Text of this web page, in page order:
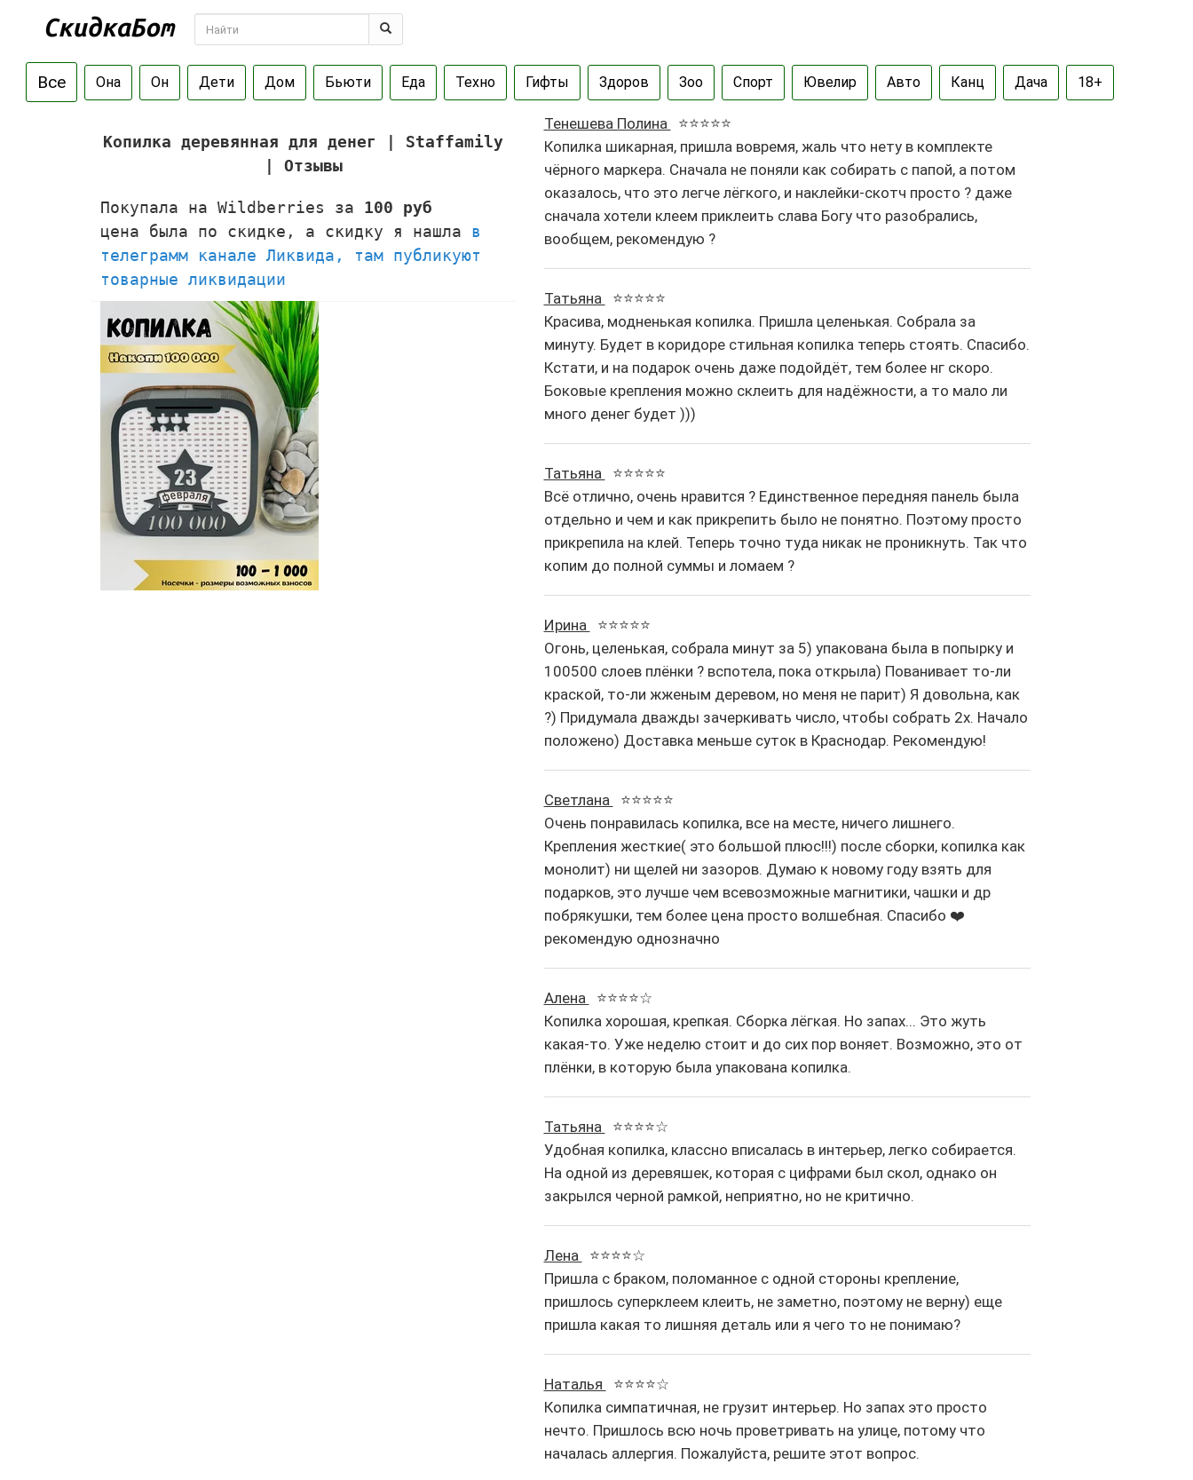
Все Она Он Дети Дом Бьюти Еда Техно Гифты Здоров Зоо Спорт Ювелир Авто Канц Дача 18+
Копилка деревянная для денег | Staffamily
| Отзывы
Покупала на Wildberries за 100 руб
цена была по скидке, а скидку я нашла в
телеграмм канале Ликвида, там публикуют
товарные ликвидации
Тенешева Полина
⭐⭐⭐⭐⭐
Копилка шикарная, пришла вовремя, жаль что нету в комплекте
чёрного маркера. Сначала не поняли как собирать с папой, а потом
оказалось, что это легче лёгкого, и наклейки-скотч просто ? даже
сначала хотели клеем приклеить слава Богу что разобрались,
вообщем, рекомендую ?
Татьяна
⭐⭐⭐⭐⭐
Красива, модненькая копилка. Пришла целенькая. Собрала за
минуту. Будет в коридоре стильная копилка теперь стоять. Спасибо.
Кстати, и на подарок очень даже подойдёт, тем более нг скоро.
Боковые крепления можно склеить для надёжности, а то мало ли
много денег будет )))
Татьяна
⭐⭐⭐⭐⭐
Всё отлично, очень нравится ? Единственное передняя панель была
отдельно и чем и как прикрепить было не понятно. Поэтому просто
прикрепила на клей. Теперь точно туда никак не проникнуть. Так что
копим до полной суммы и ломаем ?
Ирина
⭐⭐⭐⭐⭐
Огонь, целенькая, собрала минут за 5) упакована была в попырку и
100500 слоев плёнки ? вспотела, пока открыла) Пованивает то-ли
краской, то-ли жженым деревом, но меня не парит) Я довольна, как
?) Придумала дважды зачеркивать число, чтобы собрать 2х. Начало
положено) Доставка меньше суток в Краснодар. Рекомендую!
Светлана
⭐⭐⭐⭐⭐
Очень понравилась копилка, все на месте, ничего лишнего.
Крепления жесткие( это большой плюс!!!) после сборки, копилка как
монолит) ни щелей ни зазоров. Думаю к новому году взять для
подарков, это лучше чем всевозможные магнитики, чашки и др
побрякушки, тем более цена просто волшебная. Спасибо ❤️
рекомендую однозначно
Алена
⭐⭐⭐⭐☆
Копилка хорошая, крепкая. Сборка лёгкая. Но запах... Это жуть
какая-то. Уже неделю стоит и до сих пор воняет. Возможно, это от
плёнки, в которую была упакована копилка.
Татьяна
⭐⭐⭐⭐☆
Удобная копилка, классно вписалась в интерьер, легко собирается.
На одной из деревяшек, которая с цифрами был скол, однако он
закрылся черной рамкой, неприятно, но не критично.
Лена
⭐⭐⭐⭐☆
Пришла с браком, поломанное с одной стороны крепление,
пришлось суперклеем клеить, не заметно, поэтому не верну) еще
пришла какая то лишняя деталь или я чего то не понимаю?
Наталья
⭐⭐⭐⭐☆
Копилка симпатичная, не грузит интерьер. Но запах это просто
нечто. Пришлось всю ночь проветривать на улице, потому что
началась аллергия. Пожалуйста, решите этот вопрос.